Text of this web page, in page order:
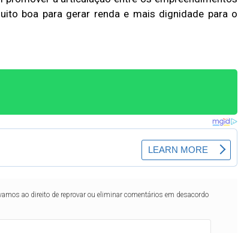
boa para gerar renda e mais dignidade para o
ao direito de reprovar ou eliminar comentários em desacordo